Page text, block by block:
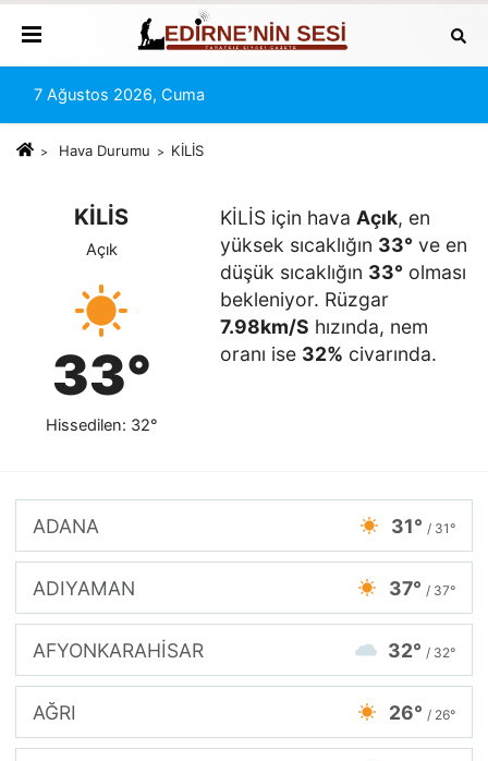
7 Ağustos 2026, Cuma
Hava Durumu KİLİS
KİLİS
Açık
33°
Hissedilen: 32°
KİLİS için hava Açık, en
yüksek sıcaklığın 33° ve en
düşük sıcaklığın 33° olması
bekleniyor. Rüzgar
7.98km/S hızında, nem
oranı ise 32% civarında.
ADANA 31° / 31°
ADIYAMAN 37° / 37°
AFYONKARAHİSAR 32° / 32°
AĞRI 26° / 26°